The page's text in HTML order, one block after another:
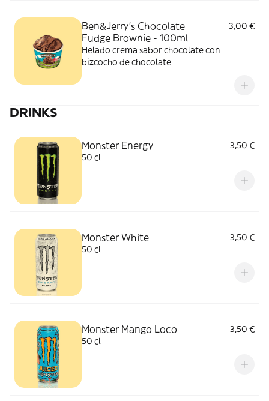
Ben&Jerry’s Chocolate
Fudge Brownie - 100ml
3,00 €
Helado crema sabor chocolate con
bizcocho de chocolate
DRINKS
Monster Energy
3,50 €
50 cl
Monster White
3,50 €
50 cl
Monster Mango Loco
3,50 €
50 cl